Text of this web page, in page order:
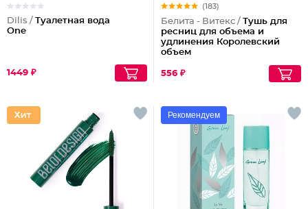
Dilis / Туалетная вода
One
1449 ₽
(183)
Белита - Витекс / Тушь для
ресниц для объема и
удлинения Королевский
объем
556 ₽
Рекомендуем